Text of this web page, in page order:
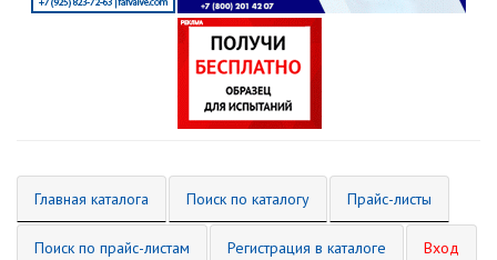
Главная каталога Поиск по каталогу Прайс-листы
Поиск по прайс-листам Регистрация в каталоге Вход